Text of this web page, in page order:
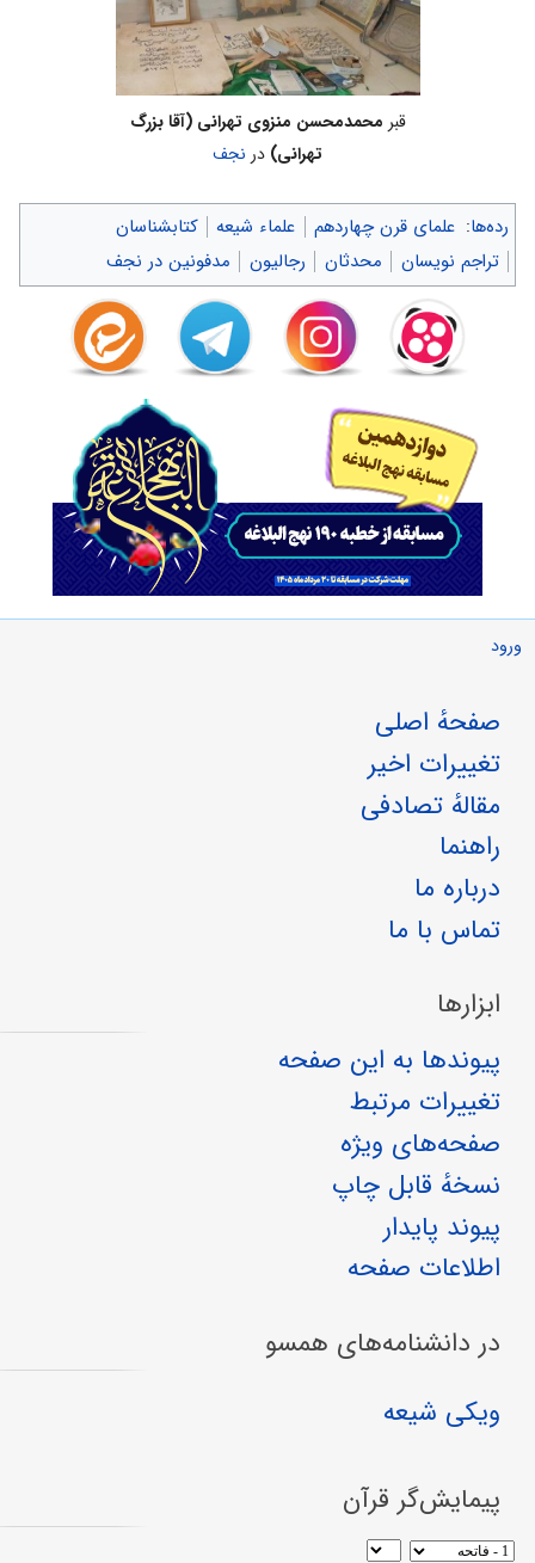
قبر محمدمحسن منزوی تهرانی (آقا بزرگ
تهرانی) در نجف
رده‌ها: علمای قرن چهاردهم علماء شیعه
کتابشناسان
تراجم نویسان
محدثان رجالیون مدفونین در نجف
ورود
صفحهٔ اصلی
تغییرات اخیر
مقالهٔ تصادفی
راهنما
درباره ما
تماس با ما
ابزارها
پیوندها به این صفحه
تغییرات مرتبط
صفحه‌های ویژه
نسخهٔ قابل چاپ
پیوند پایدار
اطلاعات صفحه
در دانشنامه‌های همسو
ویکی شیعه
پیمایش‌گر قرآن